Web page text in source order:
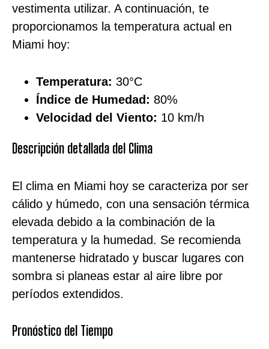
vestimenta utilizar. A continuación, te
proporcionamos la temperatura actual en
Miami hoy:
Temperatura: 30°C
Índice de Humedad: 80%
Velocidad del Viento: 10 km/h
Descripción detallada del Clima
El clima en Miami hoy se caracteriza por ser
cálido y húmedo, con una sensación térmica
elevada debido a la combinación de la
temperatura y la humedad. Se recomienda
mantenerse hidratado y buscar lugares con
sombra si planeas estar al aire libre por
períodos extendidos.
Pronóstico del Tiempo